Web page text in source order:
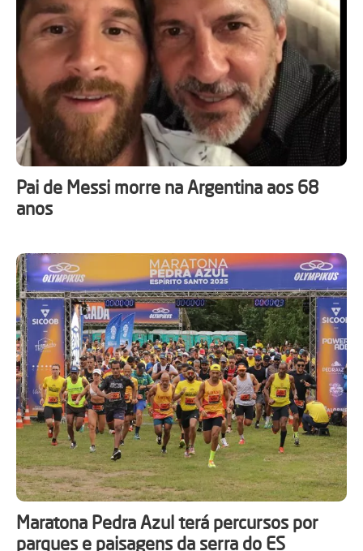
Pai de Messi morre na Argentina aos 68
anos
Maratona Pedra Azul terá percursos por
parques e paisagens da serra do ES